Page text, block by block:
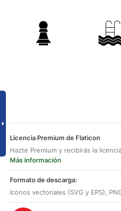
Licencia Premium de Flaticon
Hazte Premium y recibirás la
Más información
Formato de descarga:
Iconos vectoriales (SVG y EPS),